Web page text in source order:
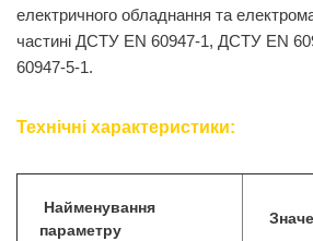
електричного обладнання та
частині ДСТУ EN 60947-1, ДСТУ EN
60947-5-1.
Технічні характеристики:
Найменування
параметру